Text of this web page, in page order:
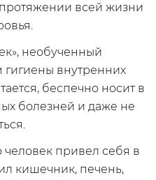
всей жизни
необученный
внутренних
беспечно носит в
болезней и даже не
человек привел себя в
кишечник, печень,